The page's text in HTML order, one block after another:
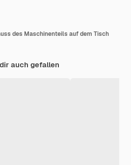
des Maschinenteils auf dem Tisch
auch gefallen